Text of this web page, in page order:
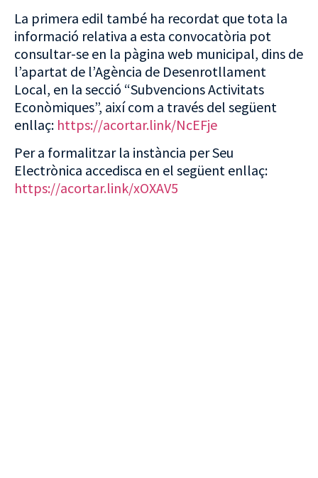
La primera edil també ha recordat que tota la
informació relativa a esta convocatòria pot
consultar-se en la pàgina web municipal, dins de
l’apartat de l’Agència de Desenrotllament
Local, en la secció “Subvencions Activitats
Econòmiques”, així com a través del següent
enllaç: https://acortar.link/NcEFje
Per a formalitzar la instància per Seu
Electrònica accedisca en el següent enllaç:
https://acortar.link/xOXAV5